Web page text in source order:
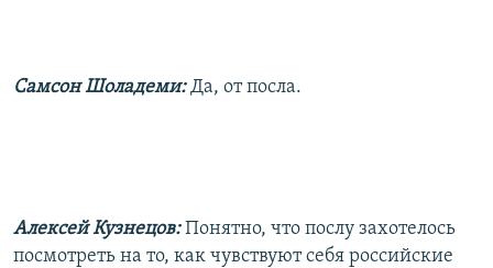
Самсон Шоладеми:Да, от посла.
Алексей Кузнецов:Понятно, что послу захотелось
посмотреть на то, как чувствуют себя российские